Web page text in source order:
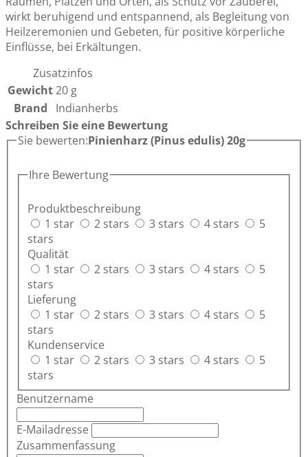
wirkt beruhigend und entspannend, als Begleitung von
Heilzeremonien und Gebeten, für positive körperliche
Einflüsse, bei Erkältungen.
Zusatzinfos
Gewicht20 g
Brand
Indianherbs
Schreiben Sie eine Bewertung
Sie bewerten:Pinienharz (Pinus edulis) 20g
Ihre Bewertung
Produktbeschreibung
1 star
2 stars 3 stars 4 stars
5
stars
Qualität
1 star
2 stars 3 stars 4 stars
5
stars
Lieferung
1 star
2 stars 3 stars 4 stars
5
stars
Kundenservice
1 star
2 stars 3 stars 4 stars
5
stars
Benutzername
E-Mailadresse
Zusammenfassung